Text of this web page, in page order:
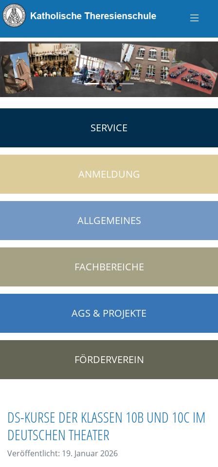
zurück
SERVICE
ANMELDUNG
ALLGEMEINES
FACHBEREICHE
AGS & PROJEKTE
FÖRDERVEREIN
DS-KURSE DER KLASSEN 10B UND 10C IM
DEUTSCHEN THEATER
Veröffentlicht: 19. Januar 2026